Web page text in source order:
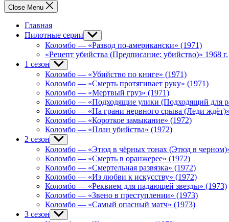
Close Menu
Главная
Пилотные серии Show
sub
menu
Коломбо — «Развод по-американски» (1971)
«Рецепт убийства (Предписание: убийство)» 1968 г.
1 сезон Show
sub
menu
Коломбо — «Убийство по книге» (1971)
Коломбо — «Смерть протягивает руку» (1971)
Коломбо — «Мертвый груз» (1971)
Коломбо — «Подходящие улики (Подходящий для
Коломбо — «На грани нервного срыва (Леди
Коломбо — «Короткое замыкание» (1972)
Коломбо — «План убийства» (1972)
2 сезон Show
sub
menu
Коломбо — «Этюд в чёрных тонах (Этюд в
Коломбо — «Смерть в оранжерее» (1972)
Коломбо — «Смертельная развязка» (1972)
Коломбо — «Из любви к искусству» (1972)
Коломбо — «Реквием для падающей звезды» (1973)
Коломбо — «Звено в преступлении» (1973)
Коломбо — «Самый опасный матч» (1973)
3 сезон Show